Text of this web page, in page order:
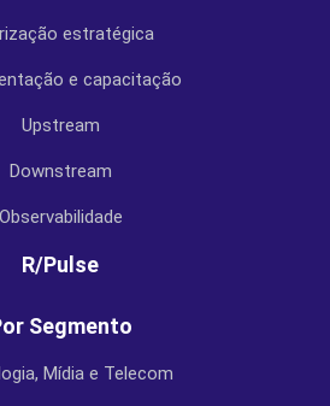
estratégica
e capacitação
Upstream
Downstream
Observabilidade
R/Pulse
Segmento
Mídia e Telecom